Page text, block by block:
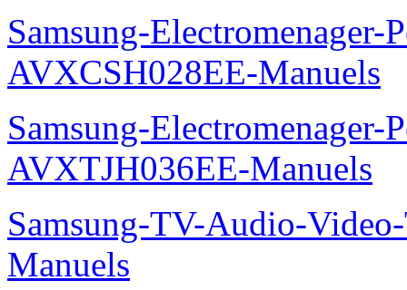
Samsung-
AVXCSH028EE-Manuels
Samsung-
AVXTJH036EE-Manuels
Samsung-TV-Audio-
Manuels